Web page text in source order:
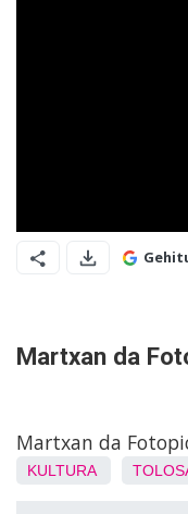
Martxan da
Martxan da
KULTURA